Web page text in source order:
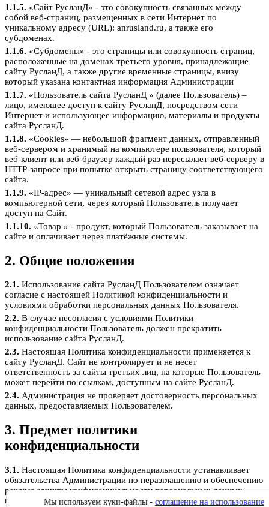
1.1.5. «Сайт РусланД» - это совокупность связанных между
собой веб-страниц, размещенных в сети Интернет по
уникальному адресу (URL): anrusland.ru, а также его
субдоменах.
1.1.6. «Субдомены» - это страницы или совокупность страниц,
расположенные на доменах третьего уровня, принадлежащие
сайту РусланД, а также другие временные страницы, внизу
который указана контактная информация Администрации
1.1.7. «Пользователь сайта РусланД » (далее Пользователь) –
лицо, имеющее доступ к сайту РусланД, посредством сети
Интернет и использующее информацию, материалы и продукты
сайта РусланД.
1.1.8. «Cookies» — небольшой фрагмент данных, отправленный
веб-сервером и хранимый на компьютере пользователя, который
веб-клиент или веб-браузер каждый раз пересылает веб-серверу в
HTTP-запросе при попытке открыть страницу соответствующего
сайта.
1.1.9. «IP-адрес» — уникальный сетевой адрес узла в
компьютерной сети, через который Пользователь получает
доступ на Сайт.
1.1.10. «Товар » - продукт, который Пользователь заказывает на
сайте и оплачивает через платёжные системы.
2. Общие положения
2.1. Использование сайта РусланД Пользователем означает
согласие с настоящей Политикой конфиденциальности и
условиями обработки персональных данных Пользователя.
2.2. В случае несогласия с условиями Политики
конфиденциальности Пользователь должен прекратить
использование сайта РусланД.
2.3. Настоящая Политика конфиденциальности применяется к
сайту РусланД. Сайт не контролирует и не несет
ответственность за сайты третьих лиц, на которые Пользователь
может перейти по ссылкам, доступным на сайте РусланД.
2.4. Администрация не проверяет достоверность персональных
данных, предоставляемых Пользователем.
3. Предмет политики
конфиденциальности
3.1. Настоящая Политика конфиденциальности устанавливает
обязательства Администрации по неразглашению и обеспечению
режима защиты конфиденциальности персональных данных,
которые Пользователь предоставляет по запросу Администрации
Мы используем куки-файлы - соглашение на использование